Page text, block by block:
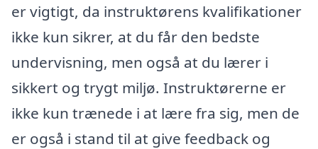
er vigtigt, da instruktørens kvalifikationer
ikke kun sikrer, at du får den bedste
undervisning, men også at du lærer i
sikkert og trygt miljø. Instruktørerne er
ikke kun trænede i at lære fra sig, men de
er også i stand til at give feedback og